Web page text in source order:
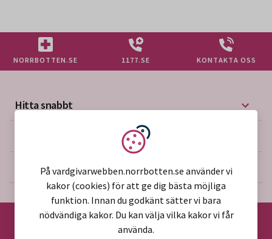
NORRBOTTEN.SE 1177.SE KONTAKTA OSS
Hitta snabbt
Mer på vårdgivarwebben
Om webbplatsen
Vi använder kakor
På vardgivarwebben.norrbotten.se använder vi
kakor (cookies) för att ge dig bästa möjliga
funktion. Innan du godkänt sätter vi bara
nödvändiga kakor. Du kan välja vilka kakor vi får
använda.